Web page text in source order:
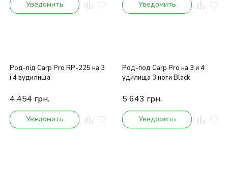
Уведомить Уведомить
Род-під Carp Pro RP-225 на 3
і 4 вудилища
4 454 грн.
Уведомить
Род-под Carp Pro на 3 и 4
удилища 3 ноги Black
5 643 грн.
Уведомить